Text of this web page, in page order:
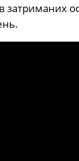
затриманих